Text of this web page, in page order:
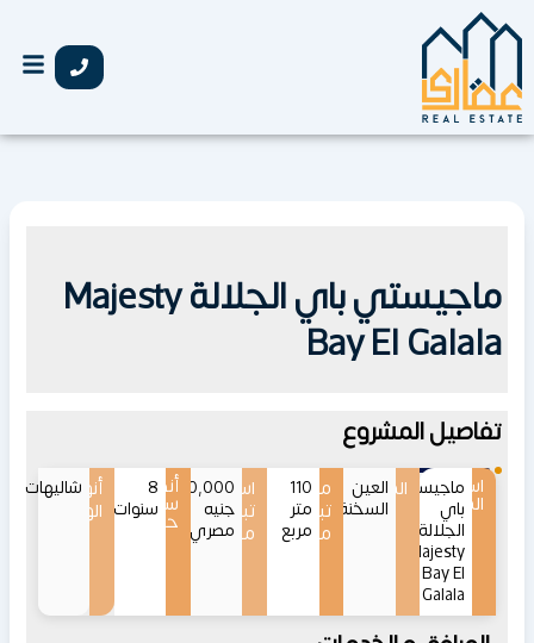
تخطي
إلى
ماجيستي باي الجلالة Majesty
Bay El Galala
تفاصيل المشروع
اسم
المشروع
ماجيستي
باي
الجلالة
Majesty
Bay El
Galala
الموقع
العين
السخنة
مساحات
تبدأ
من
110
متر
مربع
اسعار
تبدأ
من
3,350,000
جنيه
مصري
أنظمة
سداد
حتى
8
سنوات
أنواع
الوحدات
شاليهات